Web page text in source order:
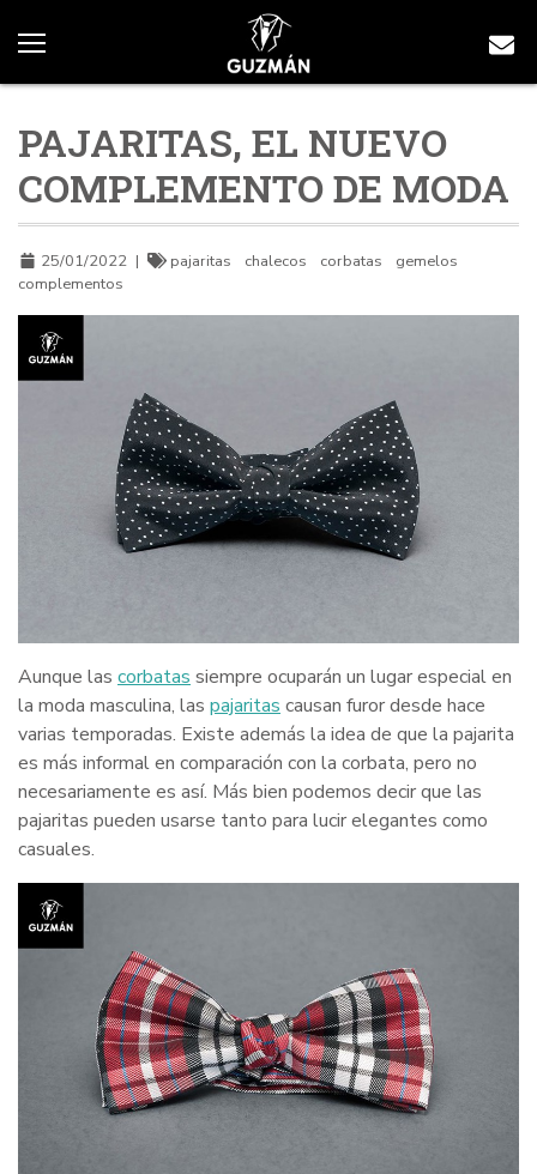
PAJARITAS, EL NUEVO
COMPLEMENTO DE MODA
25/01/2022 | pajaritas chalecos corbatas
gemelos
complementos
Aunque las corbatas siempre ocuparán un lugar especial en
la moda masculina, las pajaritas causan furor desde hace
varias temporadas. Existe además la idea de que la pajarita
es más informal en comparación con la corbata, pero no
necesariamente es así. Más bien podemos decir que las
pajaritas pueden usarse tanto para lucir elegantes como
casuales.